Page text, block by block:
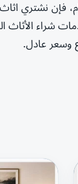
فإن نشتري
الأثاث
وسعر عادل.